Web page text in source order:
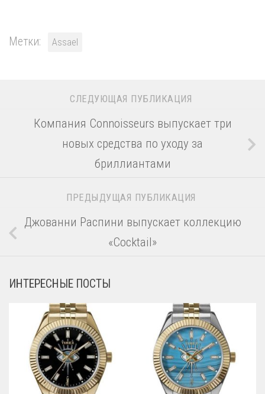
Метки: Assael
СЛЕДУЮЩАЯ ПУБЛИКАЦИЯ
Компания Connoisseurs выпускает три
новых средства по уходу за
бриллиантами
ПРЕДЫДУЩАЯ ПУБЛИКАЦИЯ
Джованни Распини выпускает коллекцию
«Cocktail»
ИНТЕРЕСНЫЕ ПОСТЫ